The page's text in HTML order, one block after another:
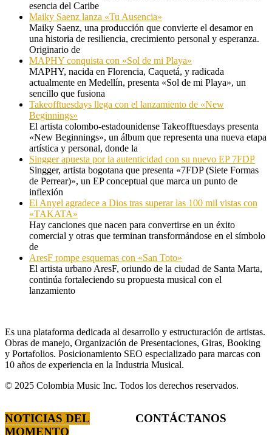
esencia del Caribe
Maiky Saenz lanza «Tu Ausencia»
Maiky Saenz, una producción que convierte el desamor en
una historia de resiliencia, crecimiento personal y esperanza.
Originario de
MAPHY conquista con «Sol de mi Playa»
MAPHY, nacida en Florencia, Caquetá, y radicada
actualmente en Medellín, presenta «Sol de mi Playa», un
sencillo que fusiona
Takeofftuesdays llega con el lanzamiento de «New
Beginnings»
El artista colombo-estadounidense Takeofftuesdays presenta
«New Beginnings», un álbum que representa una nueva etapa
artística y personal, donde la
Singger apuesta por la autenticidad con su nuevo EP 7FDP
Singger, artista bogotana que presenta «7FDP (Siete Formas
de Perrear)», un EP conceptual que marca un punto de
inflexión
El Anyel agradece a Dios tras superar las 100 mil vistas con
«TAKATA»
Hay canciones que nacen para convertirse en un éxito
comercial y otras que terminan transformándose en el símbolo
de
AresF rompe esquemas con «San Toto»
El artista urbano AresF, oriundo de la ciudad de Santa Marta,
continúa fortaleciendo su propuesta musical con el
lanzamiento
Es una plataforma dedicada al desarrollo y estructuración de artistas.
Obras de manejo, Organización de Presentaciones, Giras, Booking
y Portafolios. Posicionamiento SEO especializado para marcas con
10 años de experiencia en la Industria Musical.
© 2025 Colombia Music Inc. Todos los derechos reservados.
NOTICIAS DEL
MOMENTO
CONTÁCTANOS